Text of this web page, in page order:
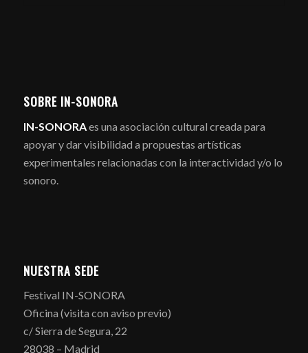
SOBRE IN-SONORA
IN-SONORAes una asociación cultural creada para
apoyar y dar visibilidad a propuestas artísticas
experimentales relacionadas con la interactividad y/o lo
sonoro.
NUESTRA SEDE
Festival IN-SONORA
Oficina (visita con aviso previo)
c/ Sierra de Segura, 22
28038 – Madrid